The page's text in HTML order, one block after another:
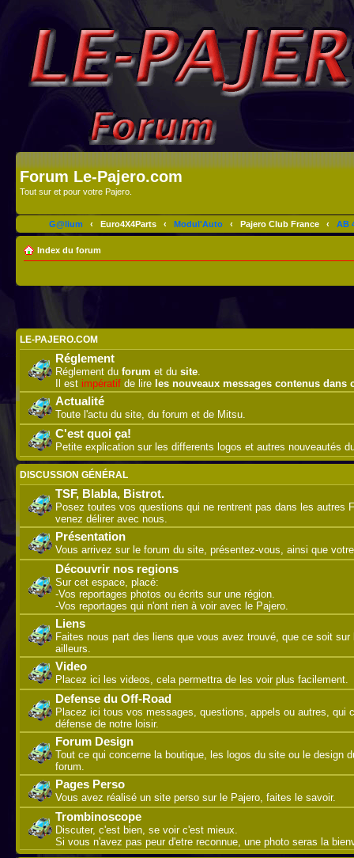
Forum Le-Pajero.com
Tout sur et pour votre Pajero.
G@lium ‹ Euro4X4Parts ‹ Modul'Auto ‹ Pajero Club France ‹ AB
Index du forum
LE-PAJERO.COM
Réglement
Réglement du forum et du site.
Il est impératif de lire les nouveaux messages contenus dans
Actualité
Toute l'actu du site, du forum et de Mitsu.
C'est quoi ça!
Petite explication sur les differents logos et autres nouveautés
DISCUSSION GÉNÉRAL
TSF, Blabla, Bistrot.
Posez toutes vos questions qui ne rentrent pas dans les autres
venez délirer avec nous.
Présentation
Vous arrivez sur le forum du site, présentez-vous, ainsi que
Découvrir nos regions
Sur cet espace, placé:
-Vos reportages photos ou écrits sur une région.
-Vos reportages qui n'ont rien à voir avec le Pajero.
Liens
Faites nous part des liens que vous avez trouvé, que ce soit sur
ailleurs.
Video
Placez ici les videos, cela permettra de les voir plus facilement.
Defense du Off-Road
Placez ici tous vos messages, questions, appels ou autres, qui
défense de notre loisir.
Forum Design
Tout ce qui concerne la boutique, les logos du site ou le design
forum.
Pages Perso
Vous avez réalisé un site perso sur le Pajero, faites le savoir.
Trombinoscope
Discuter, c'est bien, se voir c'est mieux.
Si vous n'avez pas peur d'etre reconnue, une photo seras la